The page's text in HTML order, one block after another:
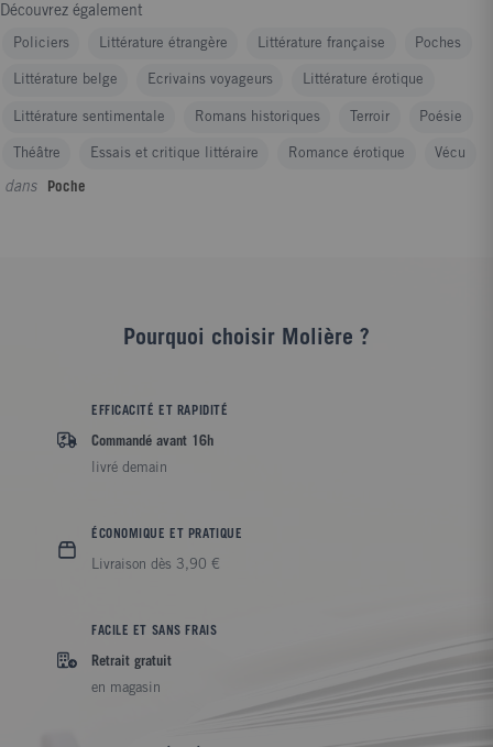
Découvrez également
Policiers Littérature étrangère Littérature française Poches
Littérature belge Ecrivains voyageurs Littérature érotique
Littérature sentimentale Romans historiques Terroir Poésie
Théâtre Essais et critique littéraire Romance érotique Vécu
dans Poche
Pourquoi choisir Molière ?
EFFICACITÉ ET RAPIDITÉ
Commandé avant 16h
livré demain
ÉCONOMIQUE ET PRATIQUE
Livraison dès 3,90 €
FACILE ET SANS FRAIS
Retrait gratuit
en magasin